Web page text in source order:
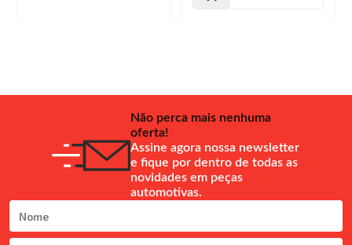
Não perca mais nenhuma
oferta!
Assine agora nossa newsletter
e fique por dentro de todas as
novidades em peças
automotivas.